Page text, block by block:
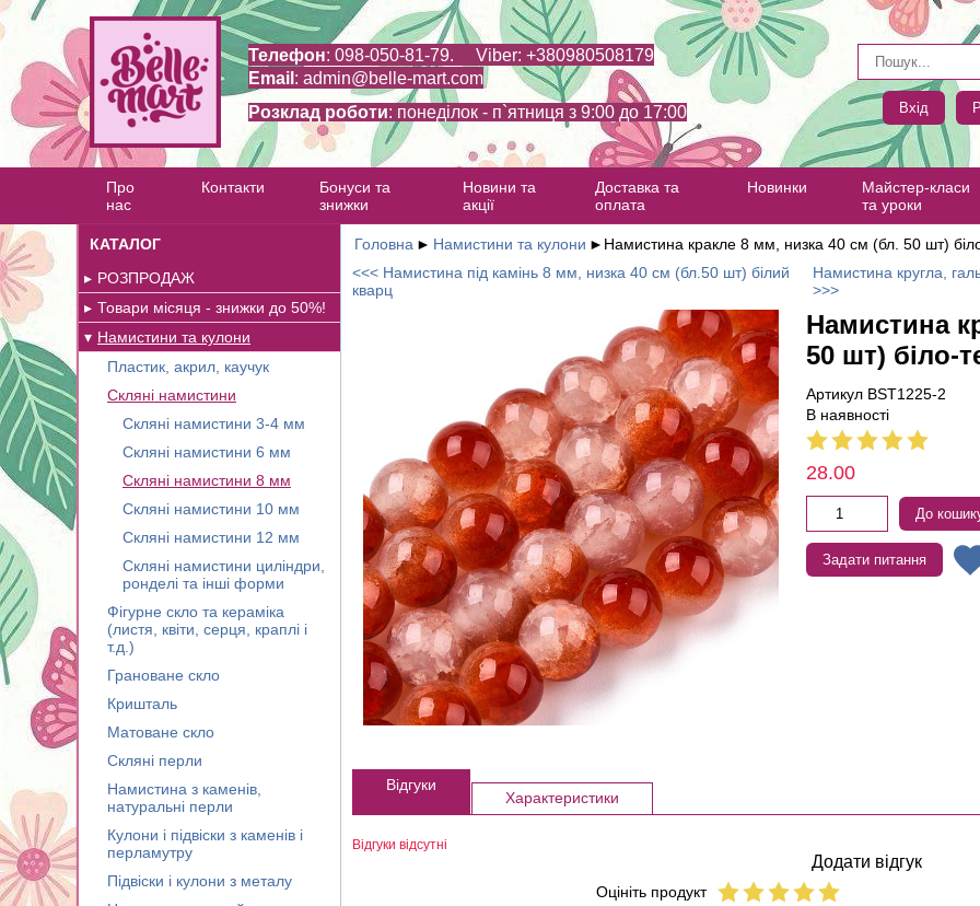
Телефон: 098-050-81-79. Viber: +380980508179
Email : admin@belle-mart.com
Розклад роботи: понеділок - п`ятниця з 9:00 до 17:00 Вхід
Про
нас
Контакти
Бонуси та
знижки
Новини та
акції
Доставка та
оплата
Новинки
Майстер-класи
та уроки
КАТАЛОГ
РОЗПРОДАЖ
Товари місяця - знижки до 50%!
Намистини та кулони
Пластик, акрил, каучук
Скляні намистини
Скляні намистини 3-4 мм
Скляні намистини 6 мм
Скляні намистини 8 мм
Скляні намистини 10 мм
Скляні намистини 12 мм
Скляні намистини циліндри,
ронделі та інші форми
Фігурне скло та кераміка
(листя, квіти, серця, краплі і
т.д.)
Грановане скло
Кришталь
Матоване скло
Скляні перли
Намистина з каменів,
натуральні перли
Кулони і підвіски з каменів і
перламутру
Підвіски і кулони з металу
Головна ► Намистини та кулони ► Намистина кракле 8 мм, низка 40 см (бл. 50 шт)
<<< Намистина під камінь 8 мм, низка 40 см (бл.50 шт) білий
кварц
Намистина кругла,
>>>
Намистина
50 шт) біло-
Артикул BST1225-2
В наявності
28.00
До
Задати питання
Відгуки
Характеристики
Відгуки відсутні
Додати відгук
Оцініть продукт